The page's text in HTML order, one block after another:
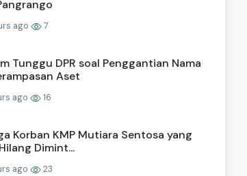
ago 7
Tunggu DPR soal Penggantian Nama
Aset
ago 16
Korban KMP Mutiara Sentosa yang
Dimint...
ago 23